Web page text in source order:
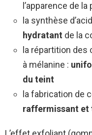
l’apparence de la
la synthèse
hydratant de la
la répartition des
à mélanine :
du teint
la fabrication de
raffermissant et